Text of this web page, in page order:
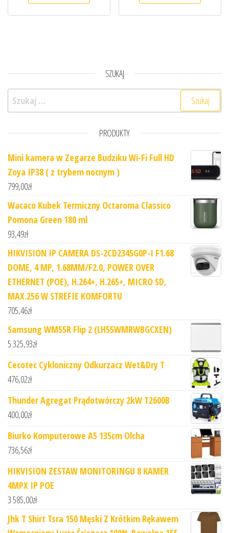
SZUKAJ
Szukaj:
PRODUKTY
Mini kamera w Zegarze Budziku Wi-Fi Full HD
Zoya IP38 ( z trybem nocnym )
799,00zł
Wacaco Kubek Termiczny Octaroma Classico
Pomona Green 180 ml
93,49zł
HIKVISION IP CAMERA DS-2CD2345G0P-I F1.68
DOME, 4 MP, 1.68MM/F2.0, POWER OVER
ETHERNET (POE), H.264+, H.265+, MICRO SD,
MAX.256 W STREFIE KOMFORTU
705,46zł
Samsung WM55R Flip 2 (LH55WMRWBGCXEN)
5 325,93zł
Cecotec Cykloniczny Odkurzacz Wet&Dry T
476,02zł
Thunder Agregat Prądotwórczy 2kW T2600B
400,00zł
Biurko Komputerowe A5 135cm Olcha
736,56zł
HIKVISION ZESTAW MONITORINGU 8 KAMER
4MPX IP POE
3 585,00zł
Jhk T Shirt Tsra 150 Męski Z Krótkim Rękawem